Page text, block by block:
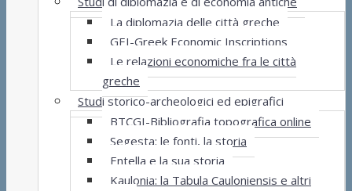
La diplomazia delle città greche
GEI-Greek Economic Inscriptions
Le relazioni economiche fra le città
greche
Studi storico-archeologici ed epigrafici
BTCGI-Bibliografia topografica online
Segesta: le fonti, la storia
Entella e la sua storia
Kaulonia: la Tabula Cauloniensis e altri